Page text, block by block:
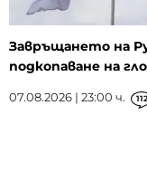
Завръщането на
подкопаване на
07.08.2026 | 23:00 ч. 112